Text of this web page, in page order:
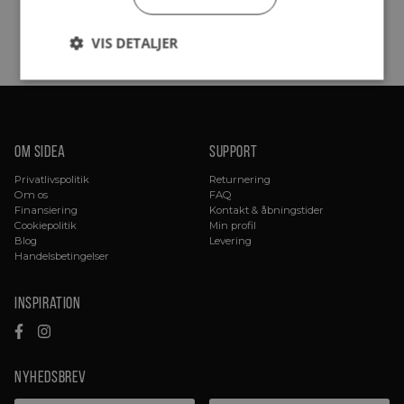
Om sidea
Privatlivspolitik
Om os
Finansiering
Cookiepolitik
Blog
Handelsbetingelser
Support
Returnering
FAQ
Kontakt & åbningstider
Min profil
Levering
Inspiration
Nyhedsbrev
VIS DETALJER